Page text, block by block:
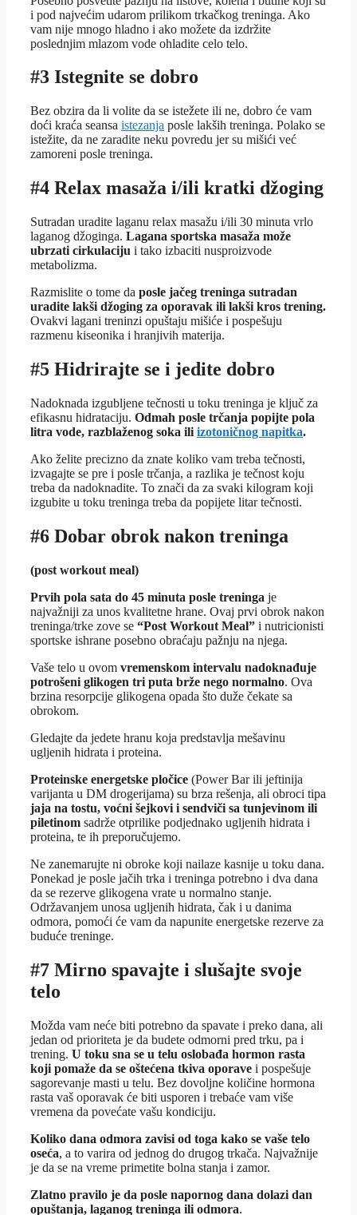
i pod najvećim udarom prilikom trkačkog treninga. Ako
vam nije mnogo hladno i ako možete da izdržite
poslednjim mlazom vode ohladite celo telo.
#3 Istegnite se dobro
Bez obzira da li volite da se istežete ili ne, dobro će vam
doći kraća seansa istezanja posle lakših treninga. Polako se
istežite, da ne zaradite neku povredu jer su mišići već
zamoreni posle treninga.
#4 Relax masaža i/ili kratki džoging
Sutradan uradite laganu relax masažu i/ili 30 minuta vrlo
laganog džoginga. Lagana sportska masaža može
ubrzati cirkulaciju i tako izbaciti nusproizvode
metabolizma.
Razmislite o tome da posle jačeg treninga sutradan
uradite lakši džoging za oporavak ili lakši kros trening.
Ovakvi lagani treninzi opuštaju mišiće i pospešuju
razmenu kiseonika i hranjivih materija.
#5 Hidrirajte se i jedite dobro
Nadoknada izgubljene tečnosti u toku treninga je ključ za
efikasnu hidrataciju. Odmah posle trčanja popijte pola
litra vode, razblaženog soka ili izotoničnog napitka.
Ako želite precizno da znate koliko vam treba tečnosti,
izvagajte se pre i posle trčanja, a razlika je tečnost koju
treba da nadoknadite. To znači da za svaki kilogram koji
izgubite u toku treninga treba da popijete litar tečnosti.
#6 Dobar obrok nakon treninga
(post workout meal)
Prvih pola sata do 45 minuta posle treninga je
najvažniji za unos kvalitetne hrane. Ovaj prvi obrok nakon
treninga/trke zove se “Post Workout Meal” i nutricionisti
sportske ishrane posebno obraćaju pažnju na njega.
Vaše telo u ovom vremenskom intervalu nadoknađuje
potrošeni glikogen tri puta brže nego normalno. Ova
brzina resorpcije glikogena opada što duže čekate sa
obrokom.
Gledajte da jedete hranu koja predstavlja mešavinu
ugljenih hidrata i proteina.
Proteinske energetske pločice (Power Bar ili jeftinija
varijanta u DM drogerijama) su brza rešenja, ali obroci tipa
jaja na tostu, voćni šejkovi i sendviči sa tunjevinom ili
piletinom sadrže otprilike podjednako ugljenih hidrata i
proteina, te ih preporučujemo.
Ne zanemarujte ni obroke koji nailaze kasnije u toku dana.
Ponekad je posle jačih trka i treninga potrebno i dva dana
da se rezerve glikogena vrate u normalno stanje.
Održavanjem unosa ugljenih hidrata, čak i u danima
odmora, pomoći će vam da napunite energetske rezerve za
buduće treninge.
#7 Mirno spavajte i slušajte svoje
telo
Možda vam neće biti potrebno da spavate i preko dana, ali
jedan od prioriteta je da budete odmorni pred trku, pa i
trening. U toku sna se u telu oslobađa hormon rasta
koji pomaže da se oštećena tkiva oporave i pospešuje
sagorevanje masti u telu. Bez dovoljne količine hormona
rasta vaš oporavak će biti usporen i trebaće vam više
vremena da povećate vašu kondiciju.
Koliko dana odmora zavisi od toga kako se vaše telo
oseća, a to varira od jednog do drugog trkača. Najvažnije
je da se na vreme primetite bolna stanja i zamor.
Zlatno pravilo je da posle napornog dana dolazi dan
opuštanja, laganog treninga ili odmora.